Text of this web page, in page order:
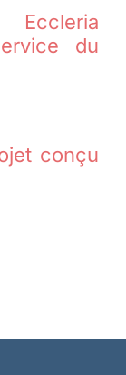
Eccleria
du
conçu